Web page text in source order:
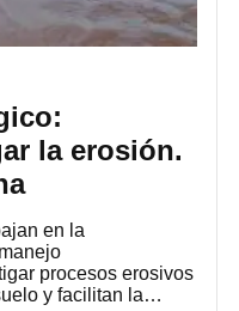
la erosión.
en la
procesos erosivos
y facilitan la…